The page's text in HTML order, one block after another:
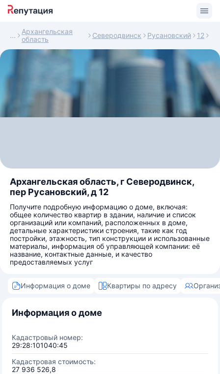
Архангельская
область
Северодвинск Русановский 12
Архангельская область, г Северодвинск,
пер Русановский, д 12
Получите подробную информацию о доме, включая:
общее количество квартир в здании, наличие и список
организаций или компаний, расположенных в доме,
детальные характеристики строения, такие как год
постройки, этажность, тип конструкции и использованные
материалы, информация об управляющей компании: её
название, контактные данные, и качество
предоставляемых услуг
Информация о доме Квартиры по адресу
Информация о доме
Кадастровый номер:
29:28:101040:45
Кадастровая стоимость:
27 936 526,8